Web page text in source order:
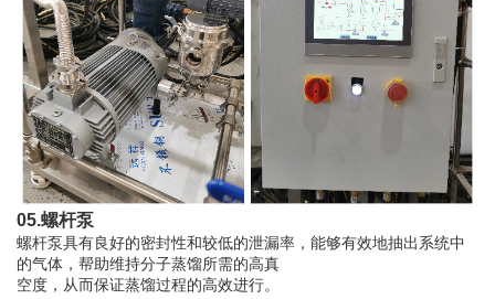
05.螺杆泵
螺杆泵具有良好的密封性和较低的泄漏率，能够有效地抽出系统中
的气体，帮助维持分子蒸馏所需的高真
空度，从而保证蒸馏过程的高效进行。